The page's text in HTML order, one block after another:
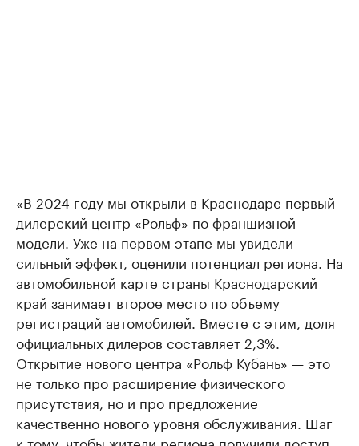
«В 2024 году мы открыли в Краснодаре первый
дилерский центр «Рольф» по франшизной
модели. Уже на первом этапе мы увидели
сильный эффект, оценили потенциал региона. На
автомобильной карте страны Краснодарский
край занимает второе место по объему
регистраций автомобилей. Вместе с этим, доля
официальных дилеров составляет 2,3%.
Открытие нового центра «Рольф Кубань» — это
не только про расширение физического
присутствия, но и про предложение
качественно нового уровня обслуживания. Шаг